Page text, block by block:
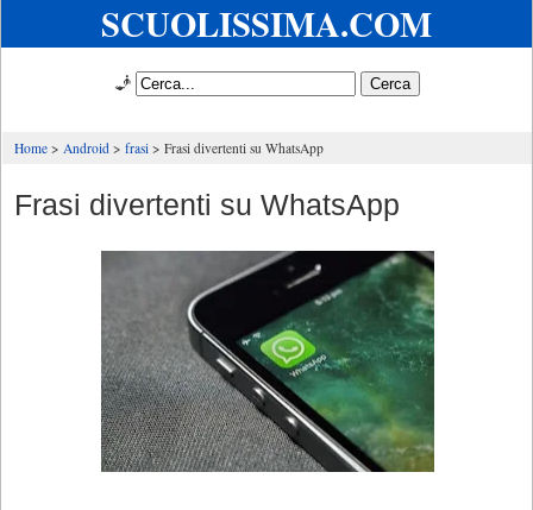
SCUOLISSIMA.COM
🧞
Home Android frasi Frasi divertenti su WhatsApp
Frasi divertenti su WhatsApp